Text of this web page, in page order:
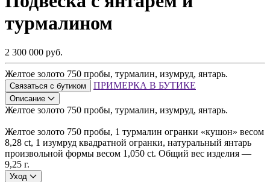
турмалином
2 300 000 руб.
Желтое золото 750 пробы, турмалин, изумруд, янтарь.
Связаться с бутиком ПРИМЕРКА В БУТИКЕ
Описание
Желтое золото 750 пробы, турмалин, изумруд, янтарь.
Желтое золото 750 пробы, 1 турмалин огранки «кушон» весом
8,28 ct, 1 изумруд квадратной огранки, натуральный янтарь
произвольной формы весом 1,050 ct. Общий вес изделия —
9,25 г.
Уход